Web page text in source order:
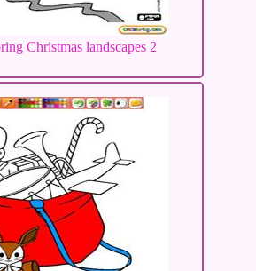
Christmas landscapes 2